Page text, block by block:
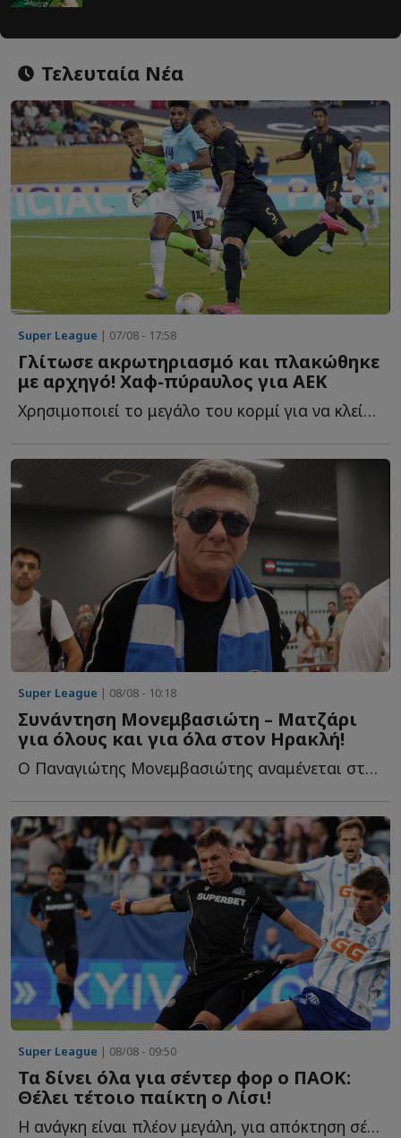
Τελευταία Νέα
Super League | 07/08 - 17:58
Γλίτωσε ακρωτηριασμό και πλακώθηκε
με αρχηγό! Χαφ-πύραυλος για ΑΕΚ
Χρησιμοποιεί το μεγάλο του κορμί για να κλείσει χώρους, ν...
Super League | 08/08 - 10:18
Συνάντηση Μονεμβασιώτη – Ματζάρι
για όλους και για όλα στον Ηρακλή!
Ο Παναγιώτης Μονεμβασιώτης αναμένεται στη Θεσσαλονίκη τ...
Super League | 08/08 - 09:50
Τα δίνει όλα για σέντερ φορ ο ΠΑΟΚ:
Θέλει τέτοιο παίκτη ο Λίσι!
Η ανάγκη είναι πλέον μεγάλη, για απόκτηση σέντερ φορ α...